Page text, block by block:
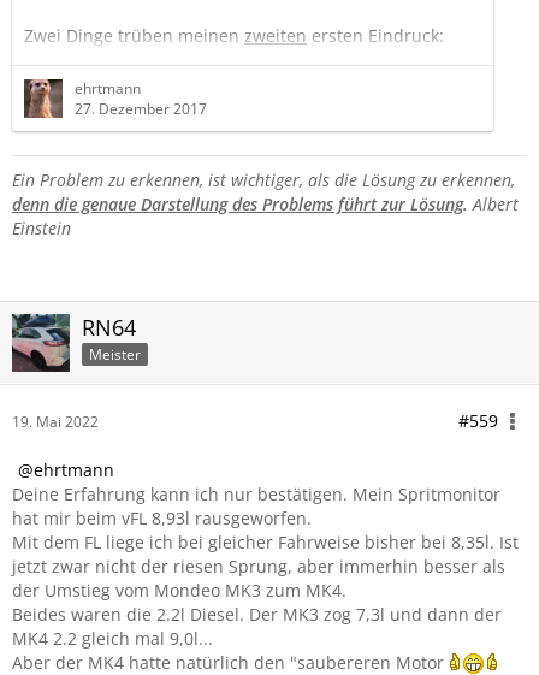
Zwei Dinge trüben meinen zweiten ersten Eindruck:
1. Brutales Flattern/vibrieren der Motorhaube. Konnte
mich kaum auf den Verkehr konzentrieren, weil ich
dachte, das Ding fliegt gleich weg. Bin dann einen
Rastplatz angefahren und habe die Gummipöller im
Motorraum noch oben gedreht. Danach war es besser,
aber die Spaltmaße stimmen nun nicht mehr.
2. Bei gemütlichen…
ehrtmann
27. Dezember 2017
Ein Problem zu erkennen, ist wichtiger, als die Lösung zu erkennen,
denn die genaue Darstellung des Problems führt zur Lösung. Albert
Einstein
RN64
Meister
19. Mai 2022 #559
ehrtmann
Deine Erfahrung kann ich nur bestätigen. Mein Spritmonitor
hat mir beim vFL 8,93l rausgeworfen.
Mit dem FL liege ich bei gleicher Fahrweise bisher bei 8,35l. Ist
jetzt zwar nicht der riesen Sprung, aber immerhin besser als
der Umstieg vom Mondeo MK3 zum MK4.
Beides waren die 2.2l Diesel. Der MK3 zog 7,3l und dann der
MK4 2.2 gleich mal 9,0l...
Aber der MK4 hatte natürlich den "saubereren Motor